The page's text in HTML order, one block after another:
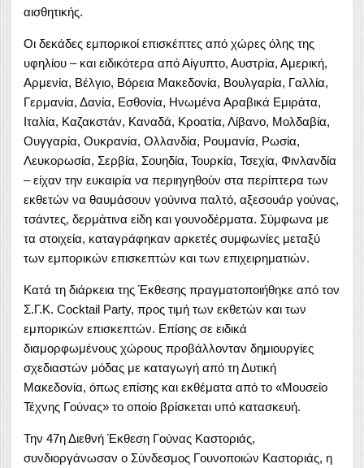
αισθητικής.
Οι δεκάδες εμπορικοί επισκέπτες από χώρες όλης της
υφηλίου – και ειδικότερα από Αίγυπτο, Αυστρία, Αμερική,
Αρμενία, Βέλγιο, Βόρεια Μακεδονία, Βουλγαρία, Γαλλία,
Γερμανία, Δανία, Εσθονία, Ηνωμένα Αραβικά Εμιράτα,
Ιταλία, Καζακστάν, Καναδά, Κροατία, Λίβανο, Μολδαβία,
Ουγγαρία, Ουκρανία, Ολλανδία, Ρουμανία, Ρωσία,
Λευκορωσία, Σερβία, Σουηδία, Τουρκία, Τσεχία, Φινλανδία
– είχαν την ευκαιρία να περιηγηθούν στα περίπτερα των
εκθετών να θαυμάσουν γούνινα παλτό, αξεσουάρ γούνας,
τσάντες, δερμάτινα είδη και γουνοδέρματα. Σύμφωνα με
τα στοιχεία, καταγράφηκαν αρκετές συμφωνίες μεταξύ
των εμπορικών επισκεπτών και των επιχειρηματιών.
Κατά τη διάρκεια της Έκθεσης πραγματοποιήθηκε από τον
Σ.Γ.Κ. Cocktail Party, προς τιμή των εκθετών και των
εμπορικών επισκεπτών. Επίσης σε ειδικά
διαμορφωμένους χώρους προβάλλονταν δημιουργίες
σχεδιαστών μόδας με καταγωγή από τη Δυτική
Μακεδονία, όπως επίσης και εκθέματα από το «Μουσείο
Τέχνης Γούνας» το οποίο βρίσκεται υπό κατασκευή.
Την 47η Διεθνή Έκθεση Γούνας Καστοριάς,
συνδιοργάνωσαν ο Σύνδεσμος Γουνοποιών Καστοριάς, η